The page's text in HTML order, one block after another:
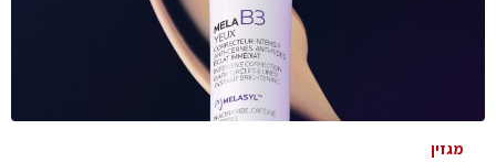
מגזין